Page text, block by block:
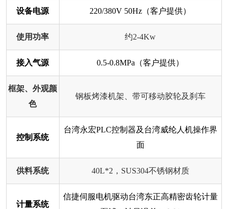
设备电源 220/380V 50Hz（客户提供）
使用功率 约2-4Kw
接入气源 0.5-0.8MPa（客户提供）
框架、外观颜
色
钢板烤漆机架、带可移动胶轮及刹车
控制系统
台湾永宏PLC控制器及台湾威纶人机操作界
面
供料系统 40L*2，SUS304不锈钢材质
计量系统
信捷伺服电机驱动台湾东正高精密齿轮计量